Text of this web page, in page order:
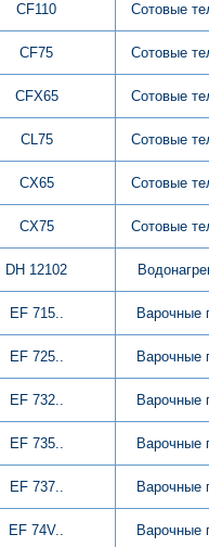
CF110 Сотовые
CF75 Сотовые
CFX65 Сотовые
CL75 Сотовые
CX65 Сотовые
CX75 Сотовые
DH 12102
EF 715.. Варочные
EF 725.. Варочные
EF 732.. Варочные
EF 735.. Варочные
EF 737.. Варочные
EF 74V.. Варочные